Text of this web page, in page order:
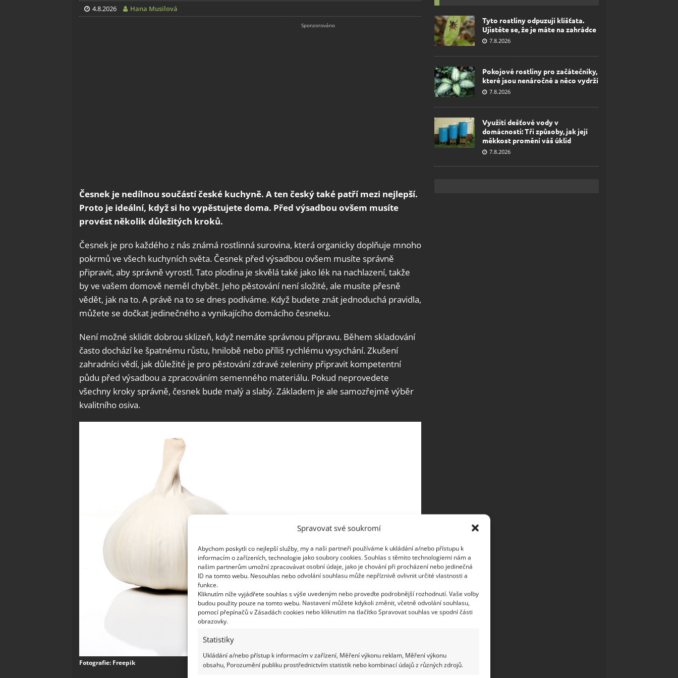
Spravovat své soukromí
Abychom poskytli co nejlepší služby, my a naši partneři používáme k ukládání a/nebo přístupu k
informacím o zařízeních, technologie jako soubory cookies. Souhlas s těmito technologiemi nám a
našim partnerům umožní zpracovávat osobní údaje, jako je chování při procházení nebo jedinečná
ID na tomto webu. Nesouhlas nebo odvolání souhlasu může nepříznivě ovlivnit určité vlastnosti a
funkce.
Kliknutím níže vyjádřete souhlas s výše uvedeným nebo proveďte podrobnější rozhodnutí. Vaše volby
budou použity pouze na tomto webu. Nastavení můžete kdykoli změnit, včetně odvolání souhlasu,
pomocí přepínačů v Zásadách cookies nebo kliknutím na tlačítko Spravovat souhlas ve spodní části
obrazovky.
Statistiky
Ukládání a/nebo přístup k informacím v zařízení, Měření výkonu reklam, Měření výkonu
obsahu, Porozumění publiku prostřednictvím statistik nebo kombinací údajů z různých zdrojů.
4.8.2026 Hana Musilová
Česnek je nedílnou součástí české kuchyně. A ten český také patří mezi nejlepší.
Proto je ideální, když si ho vypěstujete doma. Před výsadbou ovšem musíte
provést několik důležitých kroků.
Česnek je pro každého z nás známá rostlinná surovina, která organicky doplňuje mnoho
pokrmů ve všech kuchyních světa. Česnek před výsadbou ovšem musíte správně
připravit, aby správně vyrostl. Tato plodina je skvělá také jako lék na nachlazení, takže
by ve vašem domově neměl chybět. Jeho pěstování není složité, ale musíte přesně
vědět, jak na to. A právě na to se dnes podíváme. Když budete znát jednoduchá pravidla,
můžete se dočkat jedinečného a vynikajícího domácího česneku.
Není možné sklidit dobrou sklizeň, když nemáte správnou přípravu. Během skladování
často dochází ke špatnému růstu, hnilobě nebo příliš rychlému vysychání. Zkušení
zahradníci vědí, jak důležité je pro pěstování zdravé zeleniny připravit kompetentní
půdu před výsadbou a zpracováním semenného materiálu. Pokud neprovedete
všechny kroky správně, česnek bude malý a slabý. Základem je ale samozřejmě výběr
kvalitního osiva.
Fotografie: Freepik
Tyto rostliny odpuzují klíšťata.
Ujistěte se, že je máte na zahrádce
7.8.2026
Pokojové rostliny pro začátečníky,
které jsou nenáročné a něco vydrží
7.8.2026
Využití dešťové vody v
domácnosti: Tři způsoby, jak její
měkkost promění váš úklid
7.8.2026